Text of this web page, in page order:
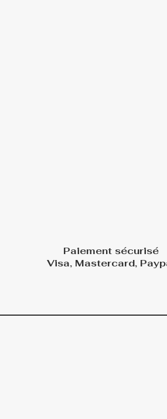
Paiement sécurisé
Visa, Mastercard,